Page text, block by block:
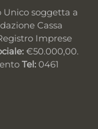
Unico soggetta a
Cassa
Imprese
€50.000,00.
Tel: 0461